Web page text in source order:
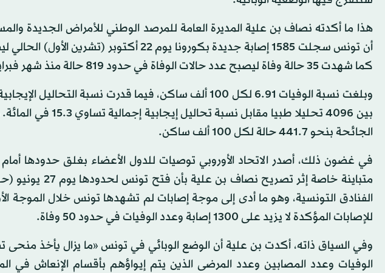
هذا ما أكدته نصاف بن علية المديرة العامة للمرصد الوطني للأمراض الجديدة
كما شهدت 35 حالة وفاة ليصبح عدد حالات الوفاة في حدود 819 حالة منذ شهر فبراير (شباط) الماضي.
بين 4096 تحليلا طبيا
الجائحة بنحو 441.7 حالة لكل 100 ألف ساكن.
في غضون ذلك، أصدر الاتحاد الأوروبي توصيات للدول الأعضاء بغلق حدودها
متباينة خاصة
الفنادق التونسية، وهو ما أدى إلى موجة إصابات لم تشهدها تونس خلال الموجة
للإصابات المؤكدة لا يزيد على 1300 إصابة وعدد الوفيات في حدود 50 وفاة.
وفي السياق ذاته، أكدت بن علية أن الوضع الوبائي في تونس «ما يزال يأخذ منحى
الوفيات وعدد المصابين وعدد المرضى الذين يتم إيواؤهم بأقسام الإنعاش في